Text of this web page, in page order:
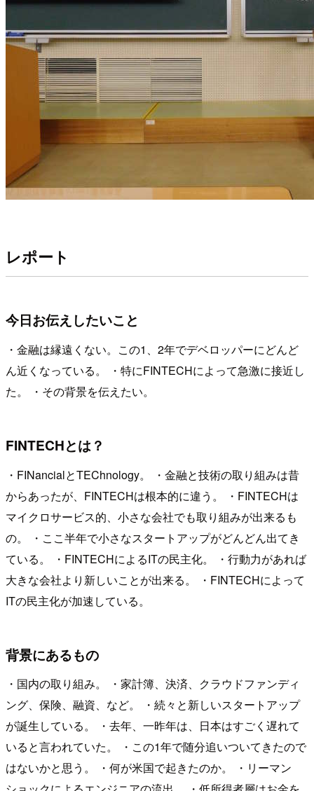
レポート
今日お伝えしたいこと
・金融は縁遠くない。この1、2年でデベロッパーにどんど
ん近くなっている。 ・特にFINTECHによって急激に接近し
た。 ・その背景を伝えたい。
FINTECHとは？
・FINancialとTEChnology。 ・金融と技術の取り組みは昔
からあったが、FINTECHは根本的に違う。 ・FINTECHは
マイクロサービス的、小さな会社でも取り組みが出来るも
の。 ・ここ半年で小さなスタートアップがどんどん出てき
ている。 ・FINTECHによるITの民主化。 ・行動力があれば
大きな会社より新しいことが出来る。 ・FINTECHによって
ITの民主化が加速している。
背景にあるもの
・国内の取り組み。 ・家計簿、決済、クラウドファンディ
ング、保険、融資、など。 ・続々と新しいスタートアップ
が誕生している。 ・去年、一昨年は、日本はすごく遅れて
いると言われていた。 ・この1年で随分追いついてきたので
はないかと思う。 ・何が米国で起きたのか。 ・リーマン